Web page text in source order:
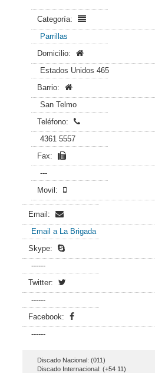
Categoría:
Parrillas
Domicilio:
Estados Unidos 465
Barrio:
San Telmo
Teléfono:
4361 5557
Fax:
---
Movil:
Email:
Email a La Brigada
Skype:
------
Twitter:
------
Facebook:
------
Discado Nacional: (011)
Discado Internacional: (+54 11)